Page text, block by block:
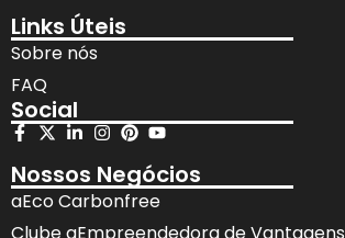
Links Úteis
Sobre nós
FAQ
Social
Nossos Negócios
aEco Carbonfree